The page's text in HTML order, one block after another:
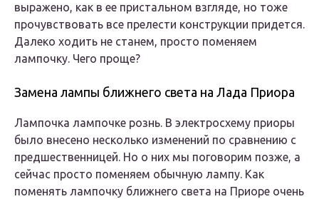
выражено, как в ее пристальном взгляде, но тоже
прочувствовать все прелести конструкции придется.
Далеко ходить не станем, просто поменяем
лампочку. Чего проще?
Замена лампы ближнего света на Лада Приора
Лампочка лампочке рознь. В электросхему приоры
было внесено несколько изменений по сравнению с
предшественницей. Но о них мы поговорим позже, а
сейчас просто поменяем обычную лампу. Как
поменять лампочку ближнего света на Приоре очень